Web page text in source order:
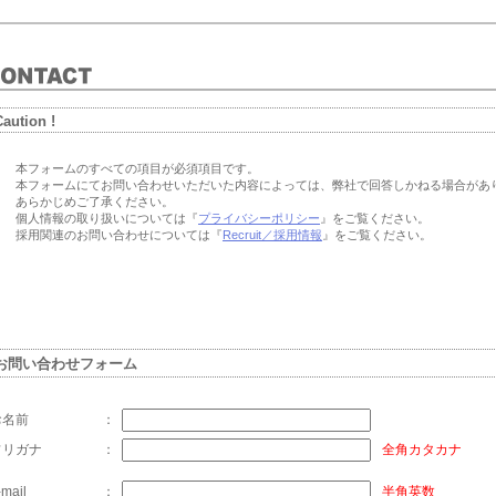
!
本フォームのすべての項目が必須項目です。
本フォームにてお問い合わせいただいた内容によっては、弊社で回答しかねる場合があ
あらかじめご了承ください。
個人情報の取り扱いについては『プライバシーポリシー 』をご覧ください。
採用関連のお問い合わせについては『Recruit／採用情報 』をご覧ください。
問い合わせフォーム
前
：
ガナ
： 全角カタカナ
： 半角英数